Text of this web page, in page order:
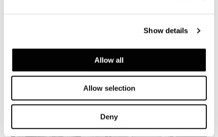
Show details
Allow all
Allow selection
Deny